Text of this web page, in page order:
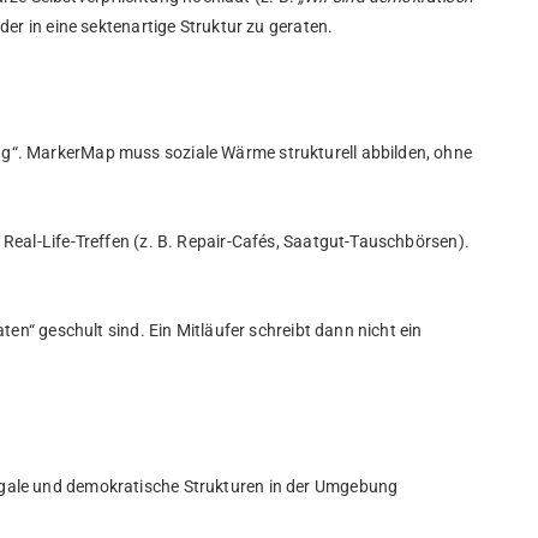
in eine sektenartige Struktur zu geraten.
MarkerMap muss soziale Wärme strukturell abbilden, ohne
Life-Treffen (z. B. Repair-Cafés, Saatgut-Tauschbörsen).
geschult sind. Ein Mitläufer schreibt dann nicht ein
und demokratische Strukturen in der Umgebung